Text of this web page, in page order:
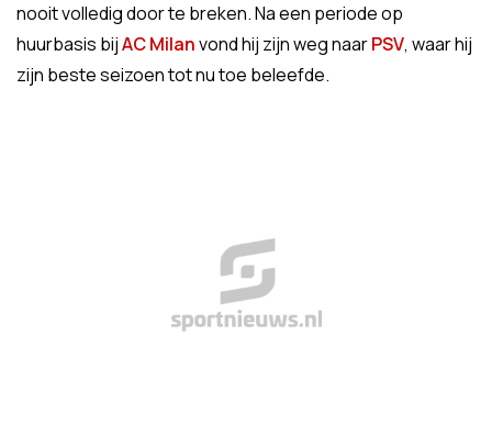
nooit volledig door te breken. Na een periode op
huurbasis bijAC Milanvond hij zijn weg naarPSV, waar hij
zijn beste seizoen tot nu toe beleefde.